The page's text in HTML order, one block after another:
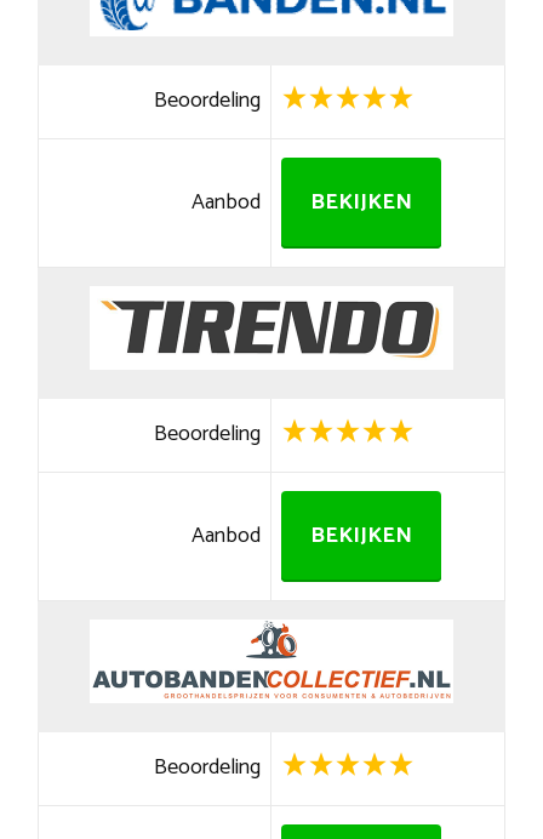
Beoordeling
Aanbod BEKIJKEN
Beoordeling
Aanbod BEKIJKEN
Beoordeling